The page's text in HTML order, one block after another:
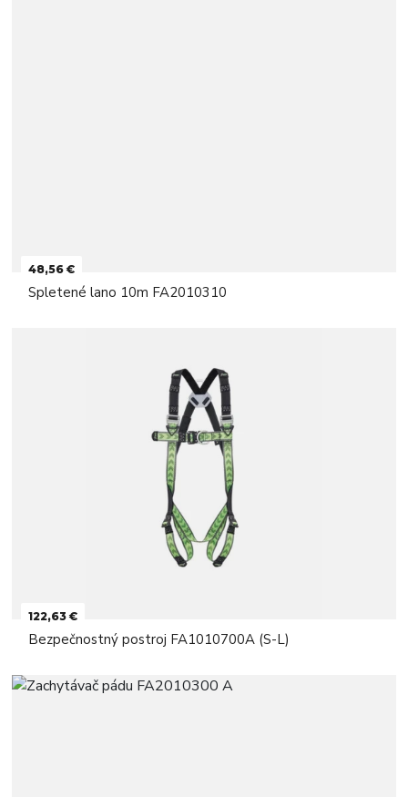
48,56 €
Spletené lano 10m FA2010310
122,63 €
Bezpečnostný postroj FA1010700A (S-L)